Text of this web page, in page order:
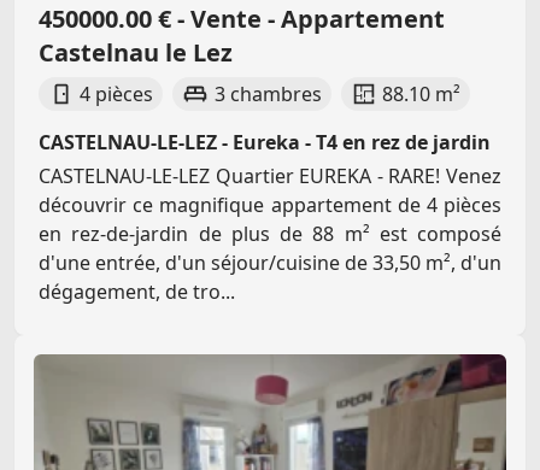
450000.00 € - Vente - Appartement
Castelnau le Lez
4 pièces 3 chambres
88.10 m²
CASTELNAU-LE-LEZ - Eureka - T4 en rez de jardin
CASTELNAU-LE-LEZ Quartier EUREKA - RARE! Venez
découvrir ce magnifique appartement de 4 pièces
en rez-de-jardin de plus de 88 m² est composé
d'une entrée, d'un séjour/cuisine de 33,50 m², d'un
dégagement, de tro...